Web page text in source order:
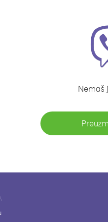
Nemaš